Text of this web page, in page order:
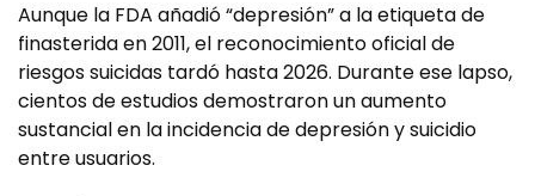
Aunque la FDA añadió “depresión” a la etiqueta de
finasterida en 2011, el reconocimiento oficial de
riesgos suicidas tardó hasta 2026. Durante ese lapso,
cientos de estudios demostraron un aumento
sustancial en la incidencia de depresión y suicidio
entre usuarios.